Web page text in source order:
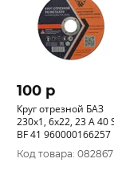
100 p
Круг отрезной БАЗ
230х1, 6х22, 23 А 40
BF 41 960000166257
Код товара: 082867